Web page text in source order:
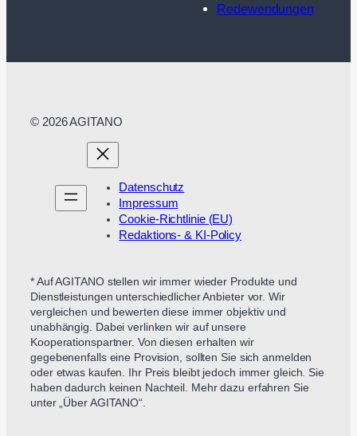
Redewendungen
© 2026 AGITANO
Datenschutz
Impressum
Cookie-Richtlinie (EU)
Redaktions- & KI-Policy
* Auf AGITANO stellen wir immer wieder Produkte und
Dienstleistungen unterschiedlicher Anbieter vor. Wir
vergleichen und bewerten diese immer objektiv und
unabhängig. Dabei verlinken wir auf unsere
Kooperationspartner. Von diesen erhalten wir
gegebenenfalls eine Provision, sollten Sie sich anmelden
oder etwas kaufen. Ihr Preis bleibt jedoch immer gleich. Sie
haben dadurch keinen Nachteil. Mehr dazu erfahren Sie
unter „Über AGITANO“.